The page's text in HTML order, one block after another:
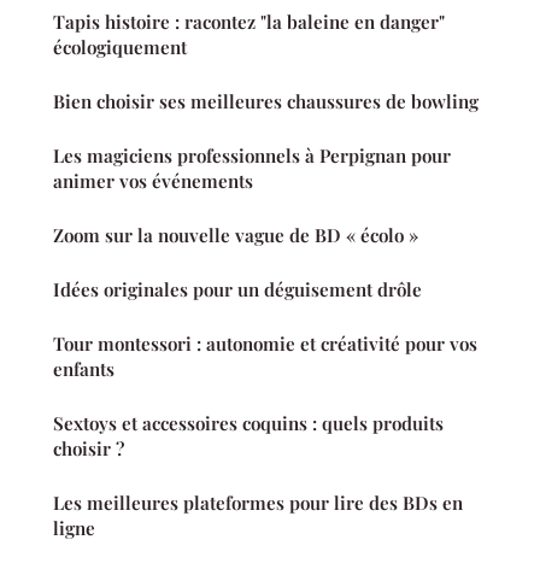
Tapis histoire : racontez "la baleine en danger"
écologiquement
Bien choisir ses meilleures chaussures de bowling
Les magiciens professionnels à Perpignan pour
animer vos événements
Zoom sur la nouvelle vague de BD « écolo »
Idées originales pour un déguisement drôle
Tour montessori : autonomie et créativité pour vos
enfants
Sextoys et accessoires coquins : quels produits
choisir ?
Les meilleures plateformes pour lire des BDs en
ligne